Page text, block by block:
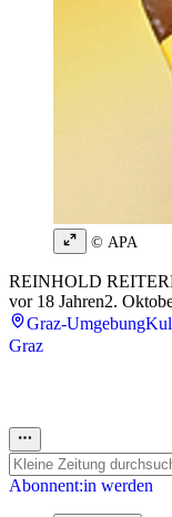
© APA
REINHOLD
vor 18 Jahren2.
Graz-Umgebung
Graz
Abonnent:in werden